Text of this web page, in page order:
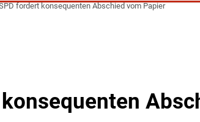
fordert konsequenten Abschied vom Papier